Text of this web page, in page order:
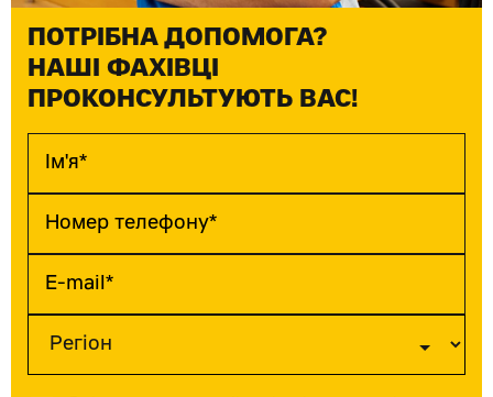
ПОТРІБНА ДОПОМОГА?
НАШІ ФАХІВЦІ
ПРОКОНСУЛЬТУЮТЬ ВАС!